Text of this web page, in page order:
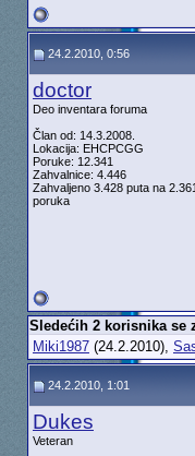
24.2.2010, 0:56
doctor
Deo inventara foruma
Član od: 14.3.2008.
Lokacija: EHCPCGG
Poruke: 12.341
Zahvalnice: 4.446
Zahvaljeno 3.428 puta na 2.361
poruka
Sledećih 2 korisnika
Miki1987(24.2.2010),
24.2.2010, 1:01
Dukes
Veteran